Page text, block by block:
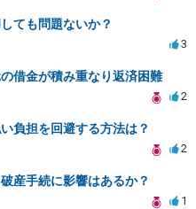
ても問題ないか？
3
借金が積み重なり返済困難
2
負担を回避する方法は？
2
産手続に影響はあるか？
1